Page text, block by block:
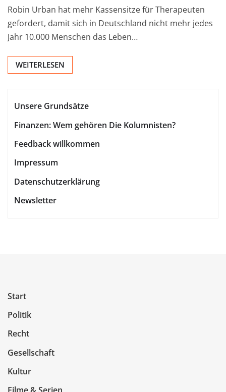
Robin Urban hat mehr Kassensitze für Therapeuten
gefordert, damit sich in Deutschland nicht mehr jedes
Jahr 10.000 Menschen das Leben…
WEITERLESEN
Unsere Grundsätze
Finanzen: Wem gehören Die Kolumnisten?
Feedback willkommen
Impressum
Datenschutzerklärung
Newsletter
Start
Politik
Recht
Gesellschaft
Kultur